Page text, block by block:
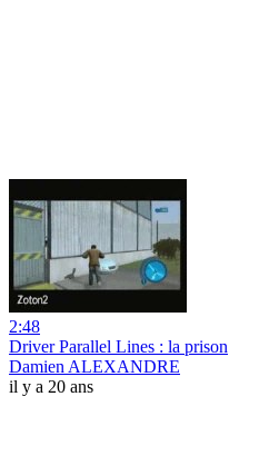
2:48
Driver Parallel Lines : la prison
Damien ALEXANDRE
il y a 20 ans